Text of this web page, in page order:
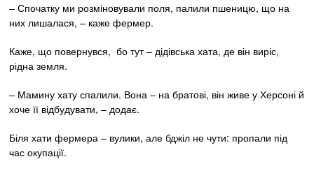
– Спочатку ми розміновували поля, палили пшеницю, що на
них лишалася, – каже фермер.
Каже, що повернувся, бо тут – дідівська хата, де він виріс,
рідна земля.
– Мамину хату спалили. Вона – на братові, він живе у Херсоні й
хоче її відбудувати, – додає.
Біля хати фермера – вулики, але бджіл не чути: пропали під
час окупації.